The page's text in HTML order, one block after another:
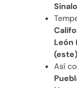
León
Así